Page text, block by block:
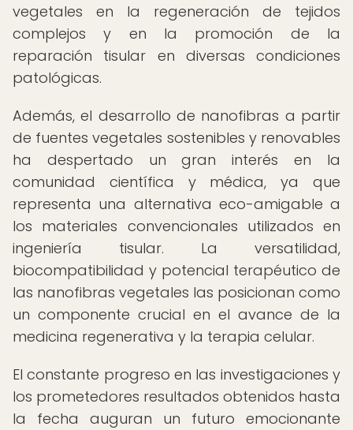
vegetales en la regeneración de tejidos
complejos y en la promoción de la
reparación tisular en diversas condiciones
patológicas.
Además, el desarrollo de nanofibras a partir
de fuentes vegetales sostenibles y renovables
ha despertado un gran interés en la
comunidad científica y médica, ya que
representa una alternativa eco-amigable a
los materiales convencionales utilizados en
ingeniería tisular. La versatilidad,
biocompatibilidad y potencial terapéutico de
las nanofibras vegetales las posicionan como
un componente crucial en el avance de la
medicina regenerativa y la terapia celular.
El constante progreso en las investigaciones y
los prometedores resultados obtenidos hasta
la fecha auguran un futuro emocionante